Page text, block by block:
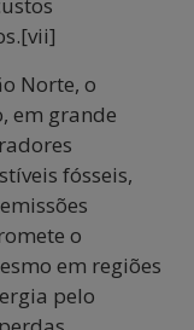
Norte, o
em grande
fósseis,
o
em regiões
pelo